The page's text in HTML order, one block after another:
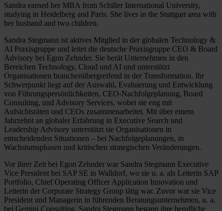
Sandra earned her MBA from Schiller International University,
studying in Heidelberg and Paris. She lives in the Stuttgart area with
her husband and two children.
Sandra Stegmann ist aktives Mitglied in der globalen Technology &
AI Praxisgruppe und leitet die deutsche Praxisgruppe CEO & Board
Advisory bei Egon Zehnder. Sie berät Unternehmen in den
Bereichen Technology, Cloud und AI und unterstützt
Organisationen branchenübergreifend in der Transformation. Ihr
Schwerpunkt liegt auf der Auswahl, Evaluierung und Entwicklung
von Führungspersönlichkeiten, CEO-Nachfolgeplanung, Board
Consulting, und Advisory Services, wobei sie eng mit
Aufsichtsräten und CEOs zusammenarbeitet. Mit über einem
Jahrzehnt an globaler Erfahrung in Executive Search und
Leadership Advisory unterstützt sie Organisationen in
entscheidenden Situationen – bei Nachfolgeplanungen, in
Wachstumsphasen und kritischen strategischen Veränderungen.
Vor ihrer Zeit bei Egon Zehnder war Sandra Stegmann Executive
Vice President bei SAP SE in Walldorf, wo sie u. a. als Leiterin SAP
Portfolio, Chief Operating Officer Application Innovation und
Leiterin der Corporate Strategy Group tätig war. Zuvor war sie Vice
President und Managerin in führenden Beratungsunternehmen, u. a.
bei Gemini Consulting. Sandra Stegmann begann ihre berufliche